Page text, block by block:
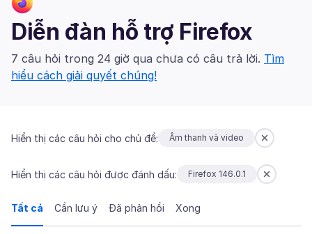
Diễn đàn hỗ trợ Firefox
7 câu hỏi trong 24 giờ qua chưa có câu trả lời. Tìm
hiểu cách giải quyết chúng!
Hiển thị các câu hỏi cho chủ đề: Âm thanh và video
Hiển thị các câu hỏi được đánh dấu: Firefox 146.0.1
Tất cả Cần lưu ý Đã phản hồi Xong